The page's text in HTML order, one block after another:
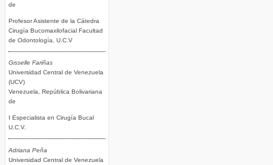
de
Profesor Asistente de la Cátedra
Cirugía Bucomaxilofacial Facultad
de Odontología, U.C.V
Gisselle Fariñas
Universidad Central de Venezuela
(UCV)
Venezuela, República Bolivariana
de
I Especialista en Cirugía Bucal
U.C.V.
Adriana Peña
Universidad Central de Venezuela